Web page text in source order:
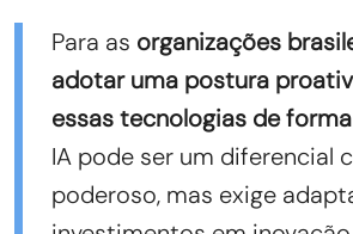
Para as organizações
adotar uma postura
essas tecnologias de
IA pode ser um diferencial
poderoso, mas exige